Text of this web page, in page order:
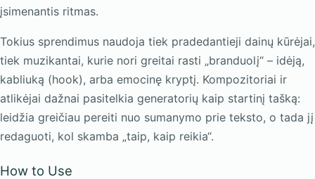
įsimenantis ritmas.
Tokius sprendimus naudoja tiek pradedantieji dainų kūrėjai,
tiek muzikantai, kurie nori greitai rasti „branduolį“ – idėją,
kabliuką (hook), arba emocinę kryptį. Kompozitoriai ir
atlikėjai dažnai pasitelkia generatorių kaip startinį tašką:
leidžia greičiau pereiti nuo sumanymo prie teksto, o tada jį
redaguoti, kol skamba „taip, kaip reikia“.
How to Use